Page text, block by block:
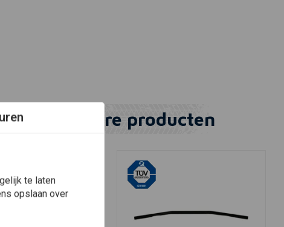
Vergelijkbare producten
te laten
opslaan over